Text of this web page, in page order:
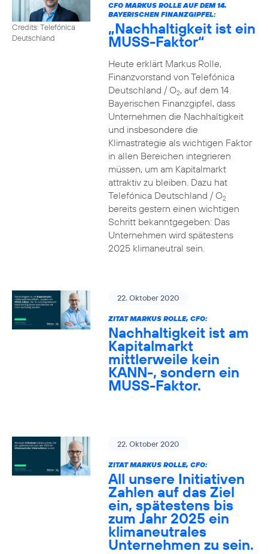
Credits: Telefónica
Deutschland
CFO MARKUS ROLLE AUF DEM 14.
BAYERISCHEN FINANZGIPFEL:
„Nachhaltigkeit ist ein
MUSS-Faktor“
Heute erklärt Markus Rolle,
Finanzvorstand von Telefónica
Deutschland / O2, auf dem 14.
Bayerischen Finanzgipfel, dass
Unternehmen die Nachhaltigkeit
und insbesondere die
Klimastrategie als wichtigen Faktor
in allen Bereichen integrieren
müssen, um am Kapitalmarkt
attraktiv zu bleiben. Dazu hat
Telefónica Deutschland / O2
bereits gestern einen wichtigen
Schritt bekanntgegeben: Das
Unternehmen wird spätestens
2025 klimaneutral sein.
22. Oktober 2020
ZITAT MARKUS ROLLE, CFO:
Nachhaltigkeit ist am
Kapitalmarkt
mittlerweile kein
KANN-, sondern ein
MUSS-Faktor.
22. Oktober 2020
ZITAT MARKUS ROLLE, CFO:
All unsere Initiativen
Zahlen auf das Ziel
ein, spätestens bis
zum Jahr 2025 ein
klimaneutrales
Unternehmen zu sein.